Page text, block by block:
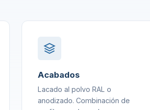
Acabados
Lacado al polvo RAL o
anodizado. Combinación de